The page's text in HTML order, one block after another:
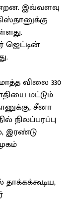
இவ்வளவு
ஜெட்டின்
விலை 330
மட்டும்
சீனா
நிலப்பரப்பு
இரண்டு